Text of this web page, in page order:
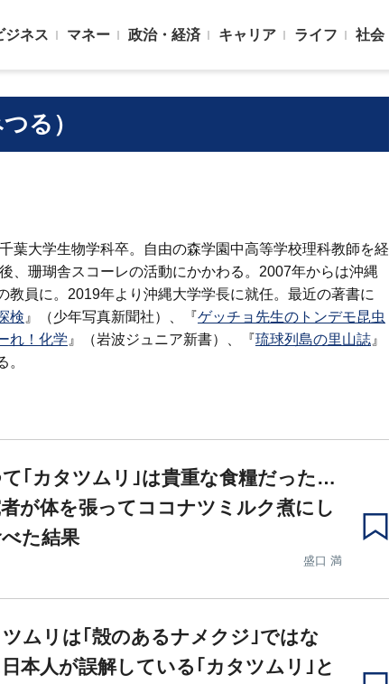
ジネス マネー 政治・経済 キャリア ライフ 社会
る）
葉大学生物学科卒。自由の森学園中高等学校理科教師を経
、珊瑚舎スコーレの活動にかかわる。2007年からは沖縄
教員に。2019年より沖縄大学学長に就任。最近の著書に
検 』（少年写真新聞社）、『ゲッチョ先生のトンデモ昆虫
れ！化学 』（岩波ジュニア新書）、『琉球列島の里山誌 』
。
｢カタツムリ｣は貴重な食糧だった…
が体を張ってココナツミルク煮にし
た結果
盛口 満
ムリは｢殻のあるナメクジ｣ではな
本人が誤解している｢カタツムリ｣と